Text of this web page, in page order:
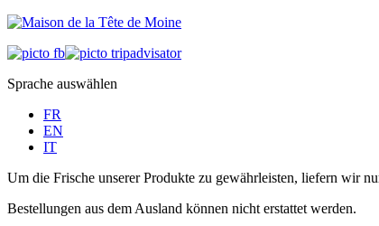
Sprache auswählen
FR
EN
IT
Um die Frische unserer Produkte zu gewährleisten, liefern wir
Bestellungen aus dem Ausland können nicht erstattet werden.